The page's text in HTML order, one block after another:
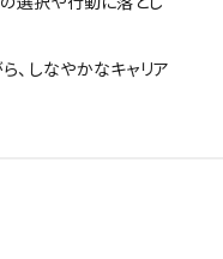
、しなやかなキャリア